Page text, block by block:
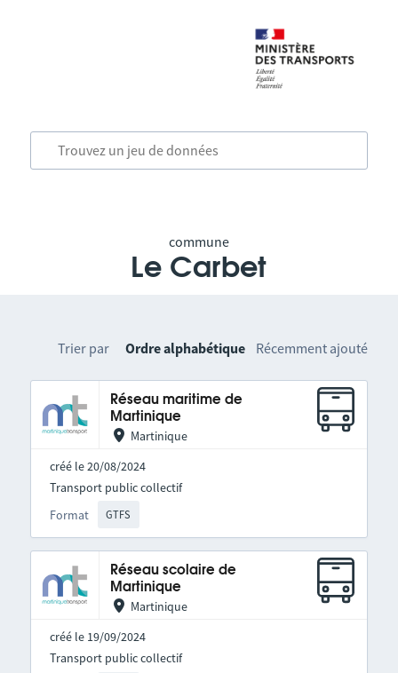
commune
Le Carbet
Trier par Ordre alphabétique Récemment ajouté
Réseau maritime de
Martinique
Martinique
créé le 20/08/2024
Format GTFS
Transport public collectif
Réseau scolaire de
Martinique
Martinique
créé le 19/09/2024
Transport public collectif